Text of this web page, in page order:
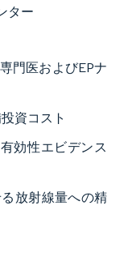
ター
門医およびEPナ
資コスト
効性エビデンス
放射線量への精